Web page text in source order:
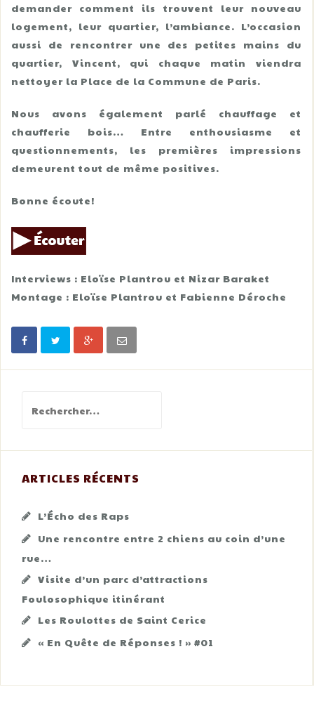
demander comment ils trouvent leur nouveau
logement, leur quartier, l’ambiance. L’occasion
aussi de rencontrer une des petites mains du
quartier, Vincent, qui chaque matin viendra
nettoyer la Place de la Commune de Paris.
Nous avons également parlé chauffage et
chaufferie bois… Entre enthousiasme et
questionnements, les premières impressions
demeurent tout de même positives.
Bonne écoute!
Interviews : Eloïse Plantrou et Nizar Baraket
Montage : Eloïse Plantrou et Fabienne Déroche
ARTICLES RÉCENTS
L’Écho des Raps
Une rencontre entre 2 chiens au coin d’une
rue…
Visite d’un parc d’attractions
Foulosophique itinérant
Les Roulottes de Saint Cerice
« En Quête de Réponses ! » #01